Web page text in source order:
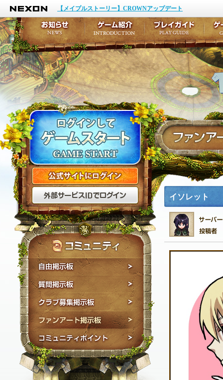
NEXON
【メイプルストーリー】CROWNアップデート
公式サイトにログイン
外部サービスIDでログ
クラブ募集掲示板
ファンアート掲示板
コミュニティポイン
イソレット
お知らせ
イベント
アップデート
メンテナンス
ゲーム紹介
キャラクター作成
テイルズ初級者講座
ここだけは知ってお